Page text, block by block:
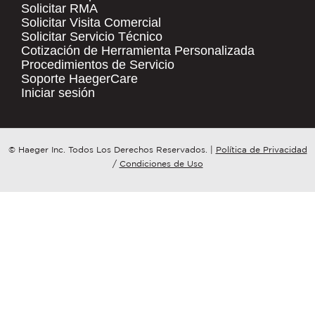
COMPANY NAME*
COUNTRY
REGARDING?*
.
QUICK LINKS
Products
Resources
Contact Us
Tooling Wizard
Solicitar RMA
Solicitar Visita Comercial
Solicitar Servicio Técnico
Cotización de Herramienta Personalizada
Procedimientos de Servicio
Soporte HaegerCare
Iniciar sesión
© Haeger Inc. Todos Los Derechos Reservados.
Política de Privacidad
/ Condiciones de Uso